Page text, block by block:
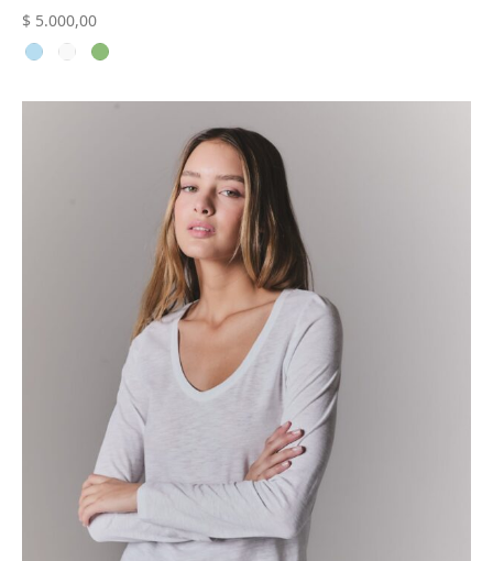
$ 5.000,00